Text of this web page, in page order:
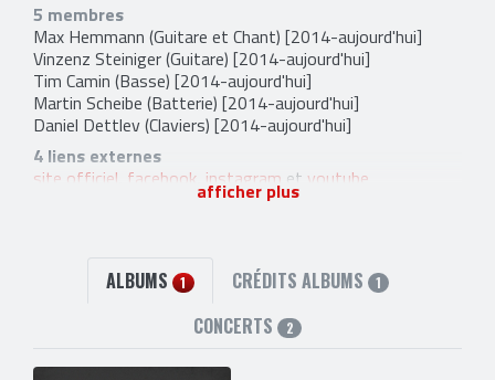
5 membres
Max Hemmann (Guitare et Chant) [2014-aujourd'hui]
Vinzenz Steiniger(Guitare) [2014-aujourd'hui]
Tim Camin (Basse) [2014-aujourd'hui]
Martin Scheibe (Batterie) [2014-aujourd'hui]
Daniel Dettlev(Claviers) [2014-aujourd'hui]
4 liens externes
site officiel facebook instagram et youtube
afficher plus
ALBUMS 1 CRÉDITS ALBUMS 1
CONCERTS 2